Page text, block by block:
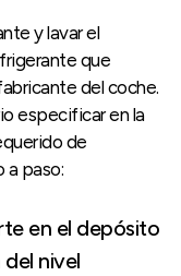
y lavar el
que
del coche.
especificar en la
de
a paso:
en el depósito
nivel